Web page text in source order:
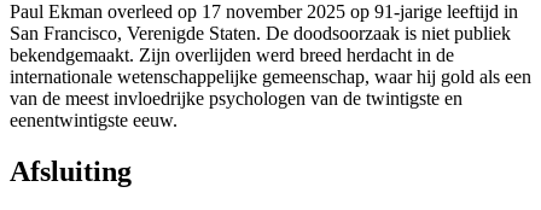
Paul Ekman overleed op 17 november 2025 op 91-jarige leeftijd in
San Francisco, Verenigde Staten. De doodsoorzaak is niet publiek
bekendgemaakt. Zijn overlijden werd breed herdacht in de
internationale wetenschappelijke gemeenschap, waar hij gold als een
van de meest invloedrijke psychologen van de twintigste en
eenentwintigste eeuw.
Afsluiting